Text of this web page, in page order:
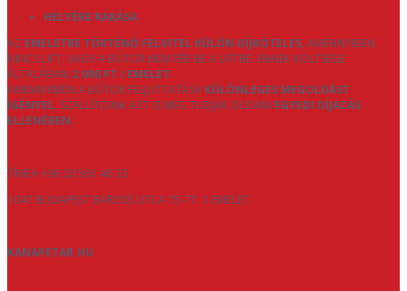
HELYÉRE RAKÁSA.
AZ EMELETRE TÖRTÉNŐ FELVITEL KÜLÖN DÍJKÖTELES, AMENNYIBEN
NINCS LIFT, VAGY A BÚTOR NEM FÉR BE A LIFTBE. ENNEK KÖLTSÉGE
ÁLTALÁBAN 2.000 FT / EMELET.
AMENNYIBEN A BÚTOR FELJUTTATÁSA KÜLÖNLEGES MEGOLDÁST
IGÉNYEL, SZÁLLÍTÓINK AZT IS MEG TUDJÁK OLDANI EGYEDI DÍJAZÁS
ELLENÉBEN.
TÍMEA +36 20 561 46 33
1047 BUDAPEST BAROSS UTCA 75-77. 1 EMELET
KANAPETAR.HU